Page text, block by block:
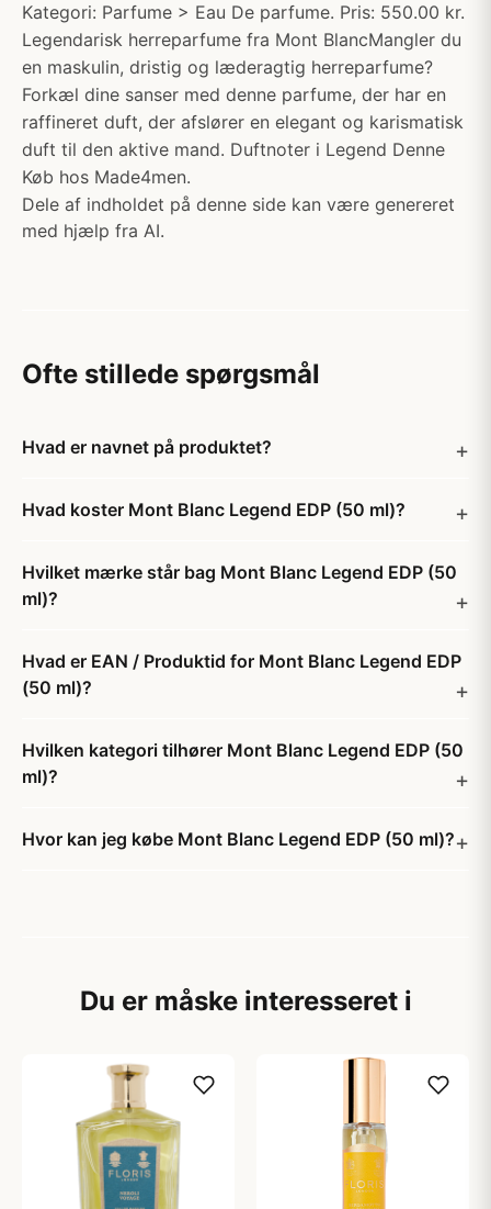
Kategori: Parfume > Eau De parfume. Pris: 550.00 kr.
Legendarisk herreparfume fra Mont BlancMangler du
en maskulin, dristig og læderagtig herreparfume?
Forkæl dine sanser med denne parfume, der har en
raffineret duft, der afslører en elegant og karismatisk
duft til den aktive mand. Duftnoter i Legend Denne
Køb hos Made4men.
Dele af indholdet på denne side kan være genereret
med hjælp fra AI.
Ofte stillede spørgsmål
Hvad er navnet på produktet?
Hvad koster Mont Blanc Legend EDP (50 ml)?
Hvilket mærke står bag Mont Blanc Legend EDP (50
ml)?
Hvad er EAN / Produktid for Mont Blanc Legend EDP
(50 ml)?
Hvilken kategori tilhører Mont Blanc Legend EDP (50
ml)?
Hvor kan jeg købe Mont Blanc Legend EDP (50 ml)?
Du er måske interesseret i